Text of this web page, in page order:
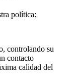
política:
controlando su
contacto
calidad del